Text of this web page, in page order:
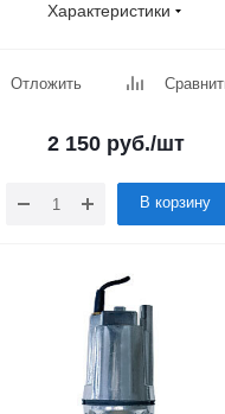
Характеристики
Отложить
2 150руб./шт
В корзину